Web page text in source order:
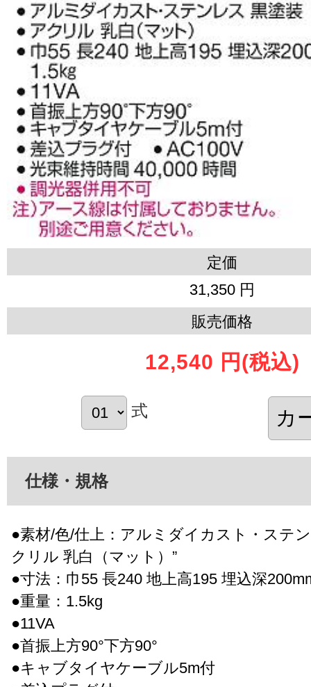
定価
31,350 円
販売価格
12,540 円 (税込)
式
仕様・規格
●素材/色/仕上：アルミダイカスト・ステ
クリル 乳白（マット）”
●寸法：巾55 長240 地上高195 埋込深
●重量：1.5kg
●11VA
●首振上方90°下方90°
●キャブタイヤケーブル5m付